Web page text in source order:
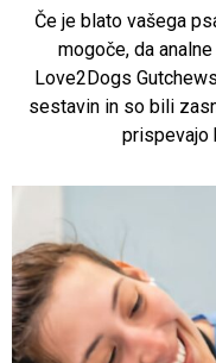
Če je blato vašega
mogoče, da
Love2Dogs
sestavin in so bili
prispevajo